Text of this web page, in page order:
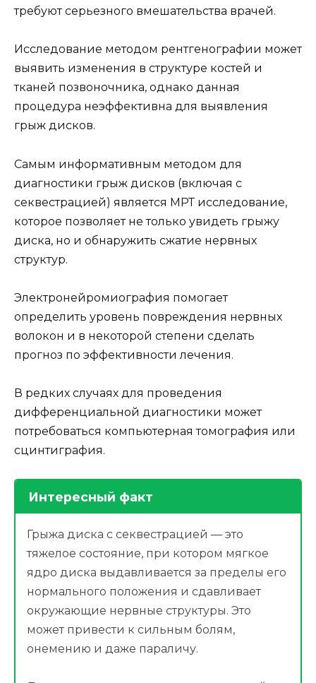
требуют серьезного вмешательства врачей.
Исследование методом рентгенографии может
выявить изменения в структуре костей и
тканей позвоночника, однако данная
процедура неэффективна для выявления
грыж дисков.
Самым информативным методом для
диагностики грыж дисков (включая с
секвестрацией) является МРТ исследование,
которое позволяет не только увидеть грыжу
диска, но и обнаружить сжатие нервных
структур.
Электронейромиография помогает
определить уровень повреждения нервных
волокон и в некоторой степени сделать
прогноз по эффективности лечения.
В редких случаях для проведения
дифференциальной диагностики может
потребоваться компьютерная томография или
сцинтиграфия.
Интересный факт
Грыжа диска с секвестрацией — это
тяжелое состояние, при котором мягкое
ядро диска выдавливается за пределы его
нормального положения и сдавливает
окружающие нервные структуры. Это
может привести к сильным болям,
онемению и даже параличу.